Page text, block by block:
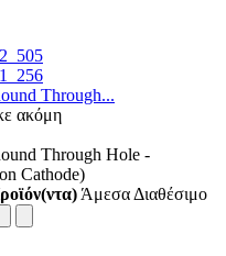
Through...
ακόμη
Through Hole -
Cathode)
Άμεσα Διαθέσιμο